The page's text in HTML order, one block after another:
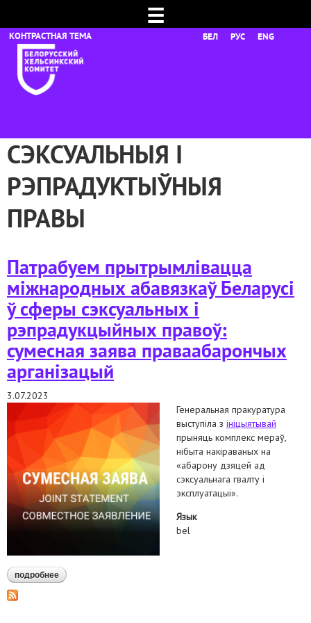
☰
БЕЛ РУС ENG
СЭКСУАЛЬНЫЯ І
РЭПРАДУКТЫЎНЫЯ
ПРАВЫ
Патрабуем прытрымлівацца
міжнародных абавязкаў Беларусі
ў сферы сэксуальных і
рэпрадукцыйных правоў:
сумесная заява праваабарончых
арганізацый
3.07.2023
Генеральная пракуратура
выступіла з ініцыятывай
прыняць комплекс мераў,
нібыта накіраваных на
«абарону дзяцей ад
сэксуальнага гвалту і
эксплуатацыі».
Язык
bel
подробнее о патрабуем прытрымлівацца міжнародных абавязкаў
беларусі ў сферы сэксуальных і рэпрадукцыйных правоў: